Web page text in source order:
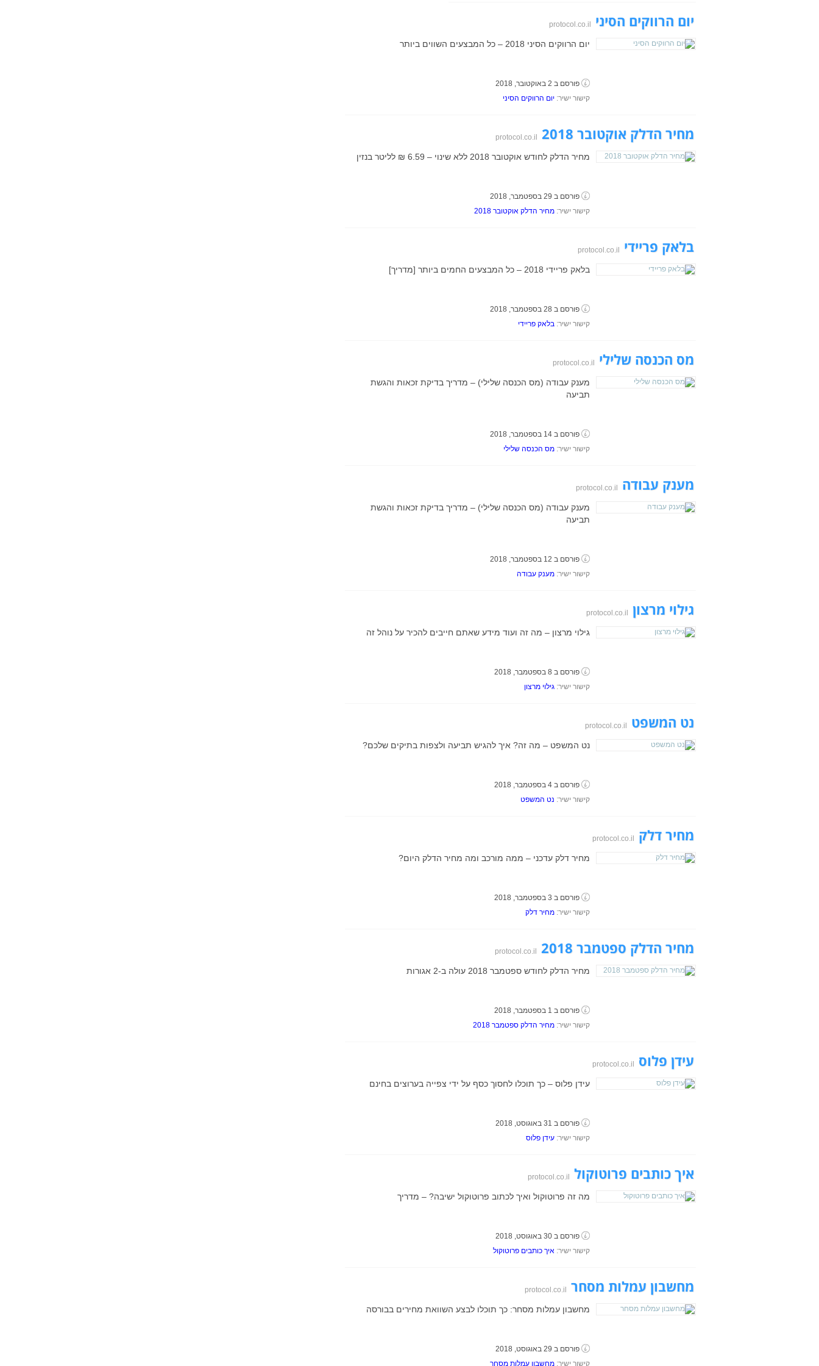
יום הרווקים הסיני protocol.co.il
יום הרווקים הסיני 2018 – כל המבצעים השווים ביותר
פורסם ב 2 באוקטובר, 2018
קישור ישיר: יום הרווקים הסיני
מחיר הדלק אוקטובר 2018 protocol.co.il
מחיר הדלק לחודש אוקטובר 2018 ללא שינוי – 6.59 ₪ לליטר בנזין
פורסם ב 29 בספטמבר, 2018
קישור ישיר: מחיר הדלק אוקטובר 2018
בלאק פריידי protocol.co.il
בלאק פריידי 2018 – כל המבצעים החמים ביותר [מדריך]
פורסם ב 28 בספטמבר, 2018
קישור ישיר: בלאק פריידי
מס הכנסה שלילי protocol.co.il
מענק עבודה (מס הכנסה שלילי) – מדריך בדיקת זכאות והגשת
תביעה
פורסם ב 14 בספטמבר, 2018
קישור ישיר: מס הכנסה שלילי
מענק עבודה protocol.co.il
מענק עבודה (מס הכנסה שלילי) – מדריך בדיקת זכאות והגשת
תביעה
פורסם ב 12 בספטמבר, 2018
קישור ישיר: מענק עבודה
גילוי מרצון protocol.co.il
גילוי מרצון – מה זה ועוד מידע שאתם חייבים להכיר על נוהל זה
פורסם ב 8 בספטמבר, 2018
קישור ישיר: גילוי מרצון
נט המשפט protocol.co.il
נט המשפט – מה זה? איך להגיש תביעה ולצפות בתיקים שלכם?
פורסם ב 4 בספטמבר, 2018
קישור ישיר: נט המשפט
מחיר דלק protocol.co.il
מחיר דלק עדכני – ממה מורכב ומה מחיר הדלק היום?
פורסם ב 3 בספטמבר, 2018
קישור ישיר: מחיר דלק
מחיר הדלק ספטמבר 2018 protocol.co.il
מחיר הדלק לחודש ספטמבר 2018 עולה ב-2 אגורות
פורסם ב 1 בספטמבר, 2018
קישור ישיר: מחיר הדלק ספטמבר 2018
עידן פלוס protocol.co.il
עידן פלוס – כך תוכלו לחסוך כסף על ידי צפייה בערוצים בחינם
פורסם ב 31 באוגוסט, 2018
קישור ישיר: עידן פלוס
איך כותבים פרוטוקול protocol.co.il
מה זה פרוטוקול ואיך לכתוב פרוטוקול ישיבה? – מדריך
פורסם ב 30 באוגוסט, 2018
קישור ישיר: איך כותבים פרוטוקול
מחשבון עמלות מסחר protocol.co.il
מחשבון עמלות מסחר: כך תוכלו לבצע השוואת מחירים בבורסה
פורסם ב 29 באוגוסט, 2018
קישור ישיר: מחשבון עמלות מסחר